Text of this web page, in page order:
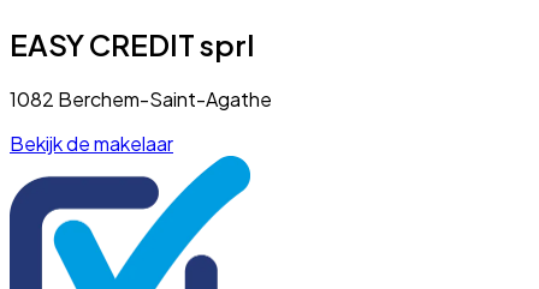
EASY CREDIT sprl
1082 Berchem-Saint-Agathe
Bekijk de makelaar